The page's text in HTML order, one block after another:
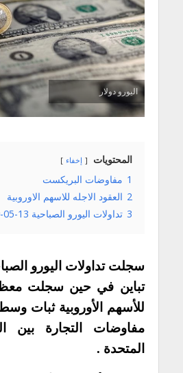
اليورو دولار
المحتويات إخفاء
1 مفاوضات البريكست
2 العقود الاجله للاسهم الاوروبية
3 تداولات اليورو الصباحية 13-05-2019
تباين في حين سجلت معظم
للأسهم الأوروبية ثبات
مفاوضات التجارة بين
المتحدة .